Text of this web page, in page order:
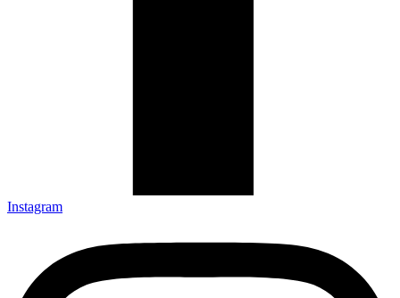
Instagram